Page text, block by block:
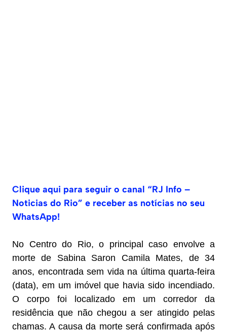
Clique aqui para seguir o canal “RJ Info –
Noticias do Rio” e receber as notícias no seu
WhatsApp!
No Centro do Rio, o principal caso envolve a
morte de Sabina Saron Camila Mates, de 34
anos, encontrada sem vida na última quarta-feira
(data), em um imóvel que havia sido incendiado.
O corpo foi localizado em um corredor da
residência que não chegou a ser atingido pelas
chamas. A causa da morte será confirmada após